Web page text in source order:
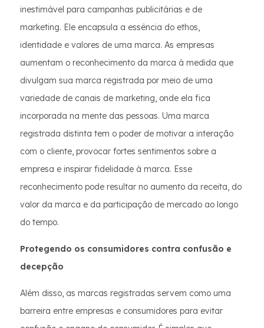
inestimável para campanhas publicitárias e de
marketing. Ele encapsula a essência do ethos,
identidade e valores de uma marca. As empresas
aumentam o reconhecimento da marca à medida que
divulgam sua marca registrada por meio de uma
variedade de canais de marketing, onde ela fica
incorporada na mente das pessoas. Uma marca
registrada distinta tem o poder de motivar a interação
com o cliente, provocar fortes sentimentos sobre a
empresa e inspirar fidelidade à marca. Esse
reconhecimento pode resultar no aumento da receita, do
valor da marca e da participação de mercado ao longo
do tempo.
Protegendo os consumidores contra confusão e
decepção
Além disso, as marcas registradas servem como uma
barreira entre empresas e consumidores para evitar